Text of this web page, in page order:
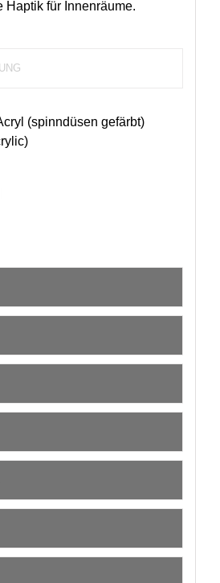
Haptik für Innenräume.
(spinndüsen gefärbt)